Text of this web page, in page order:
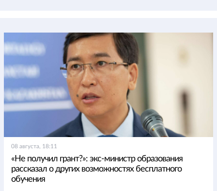
08 августа, 18:11
«Не получил грант?»: экс-министр образования
рассказал о других возможностях бесплатного
обучения